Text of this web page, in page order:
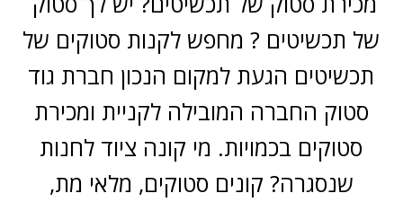
של תכשיטים ? מחפש לקנות סטוקים של
תכשיטים הגעת למקום הנכון חברת גוד
סטוק החברה המובילה לקניית ומכירת
סטוקים בכמויות. מי קונה ציוד לחנות
שנסגרה? קונים סטוקים, מלאי מת,